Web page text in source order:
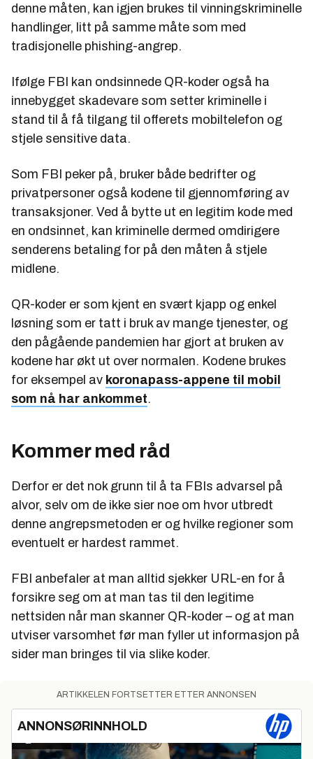
denne måten, kan igjen brukes til vinningskriminelle
handlinger, litt på samme måte som med
tradisjonelle phishing-angrep.
Ifølge FBI kan ondsinnede QR-koder også ha
innebygget skadevare som setter kriminelle i
stand til å få tilgang til offerets mobiltelefon og
stjele sensitive data.
Som FBI peker på, bruker både bedrifter og
privatpersoner også kodene til gjennomføring av
transaksjoner. Ved å bytte ut en legitim kode med
en ondsinnet, kan kriminelle dermed omdirigere
senderens betaling for på den måten å stjele
midlene.
QR-koder er som kjent en svært kjapp og enkel
løsning som er tatt i bruk av mange tjenester, og
den pågående pandemien har gjort at bruken av
kodene har økt ut over normalen. Kodene brukes
for eksempel av koronapass-appene til mobil
som nå har ankommet.
Kommer med råd
Derfor er det nok grunn til å ta FBIs advarsel på
alvor, selv om de ikke sier noe om hvor utbredt
denne angrepsmetoden er og hvilke regioner som
eventuelt er hardest rammet.
FBI anbefaler at man alltid sjekker URL-en for å
forsikre seg om at man tas til den legitime
nettsiden når man skanner QR-koder – og at man
utviser varsomhet før man fyller ut informasjon på
sider man bringes til via slike koder.
ARTIKKELEN FORTSETTER ETTER ANNONSEN
ANNONSØRINNHOLD